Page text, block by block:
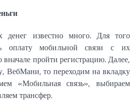
денег известно много. Для того
оплату мобильной связи с их
пройти регистрацию. Далее,
ВебМани, то переходим на вкладку
«Мобильная связь», выбираем
трансфер.